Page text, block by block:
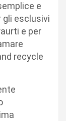
e
gli esclusivi
e per
recycle